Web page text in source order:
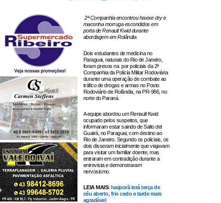
2ª Companhia encontrou haxixe dry e
maconha morruga escondidos em
porta de Renault Kwid durante
abordagem em Rolândia
Dois estudantes de medicina no
Paraguai, naturais do Rio de Janeiro,
foram presos na por policiais da 2ª
Companhia da Polícia Militar Rodoviária
durante uma operação de combate ao
tráfico de drogas e armas no Posto
Rodoviário de Rolândia, na PR-986, no
norte do Paraná.
A equipe abordou um Renault Kwid
ocupado pelos suspeitos, que
informaram estar saindo de Salto del
Guairá, no Paraguai, com destino ao
Rio de Janeiro. Segundo os policiais, os
dois disseram inicialmente que viajavam
para visitar um familiar doente, mas
entraram em contradição durante a
entrevista e demonstraram
nervosismo.
LEIA MAIS: Ivaiporã terá terça de
céu aberto, frio cedo e tarde mais
agradável